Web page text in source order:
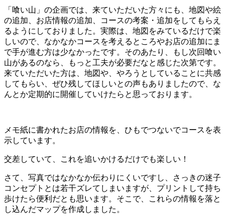
「喰い山」の企画では、来ていただいた方々にも、地図や絵
の追加、お店情報の追加、コースの考案・追加をしてもらえ
るようにしておりました。実際は、地図をみているだけで楽
しいので、なかなかコースを考えるところやお店の追加にま
で手が進む方は少なかったです。そのあたり、もし次回喰い
山があるのなら、もっと工夫が必要だなと感じた次第です。
来ていただいた方は、地図や、やろうとしていることに共感
してもらい、ぜひ残してほしいとの声もありましたので、な
んとか定期的に開催していけたらと思っております。
メモ紙に書かれたお店の情報を、ひもでつないでコースを表
示しています。
交差していて、これを追いかけるだけでも楽しい！
さて、写真ではなかなか伝わりにくいですし、さっきの迷子
コンセプトとは若干ズレてしまいますが、プリントして持ち
歩けたら便利だとも思います。そこで、これらの情報を落と
し込んだマップを作成しました。